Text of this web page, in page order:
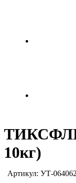
ТИКСФЛИ
10кг)
Артикул: УТ-